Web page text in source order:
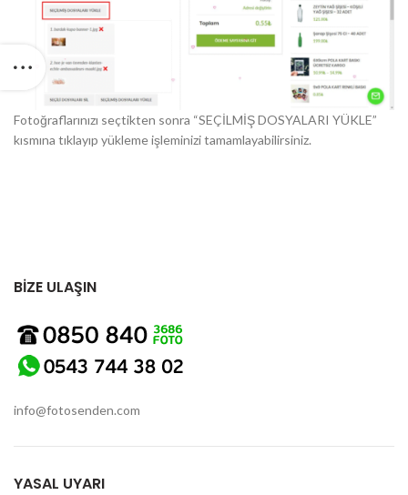
Fotoğraflarınızı seçtikten sonra “SEÇİLMİŞ DOSYALARI YÜKLE”
kısmına tıklayıp yükleme işleminizi tamamlayabilirsiniz.
BİZE ULAŞIN
info@fotosenden.com
YASAL UYARI